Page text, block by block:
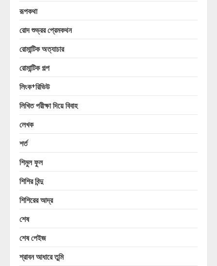
রূপকথা
রোদ শুভ্রর প্রেমকথন
রোমান্টিক অত্যাচার
রোমান্টিক গল্প
লিংক+রিভিউ
লিখিত পরীক্ষা দিয়ে বিবাহ
লেখক
শর্ত
শিমুল ফুল
শিশির বিন্দু
শিশিরের আদ্র
শেষ
শেষ পেইজ
শ্রাবন আধারে তুমি